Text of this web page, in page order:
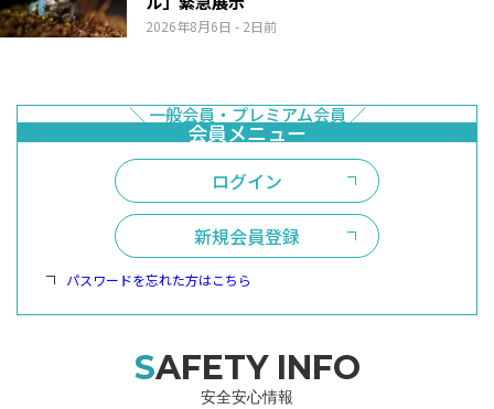
2026年8月6日 - 2日前
ログイン
新規会員登録
パスワードを忘れた方はこちら
SAFETY INFO
安全安心情報